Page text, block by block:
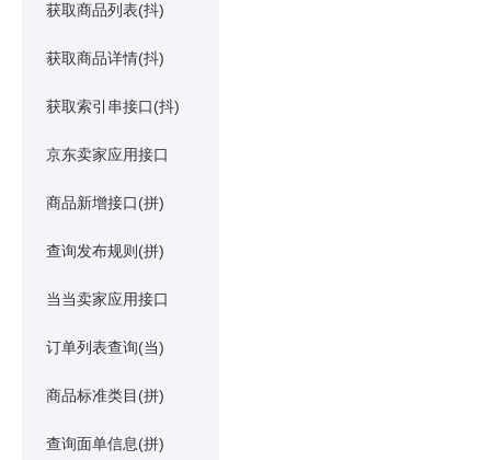
获取商品列表(抖)
获取商品详情(抖)
获取索引串接口(抖)
京东卖家应用接口
商品新增接口(拼)
查询发布规则(拼)
当当卖家应用接口
订单列表查询(当)
商品标准类目(拼)
查询面单信息(拼)